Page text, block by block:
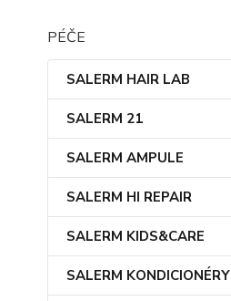
PÉČE
SALERM HAIR LAB
SALERM 21
SALERM AMPULE
SALERM HI REPAIR
SALERM KIDS&CARE
SALERM KONDICIONÉRY